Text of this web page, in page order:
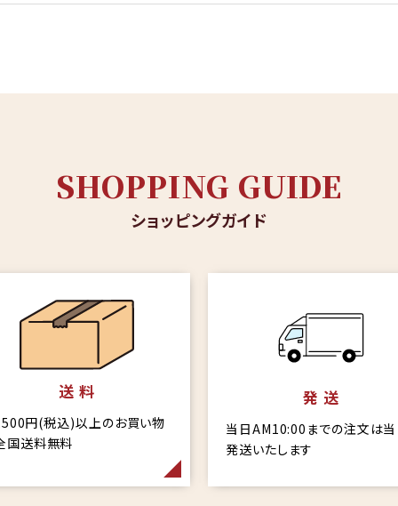
SHOPPING GUIDE
ショッピングガイド
送 料
円(税込)以上のお買い物
国送料無料
発 送
当日AM10:00までの注文は
発送いたします